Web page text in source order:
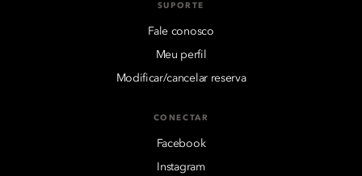
SUPORTE
Fale conosco
Meu perfil
Modificar/cancelar reserva
CONECTAR
Facebook
Instagram